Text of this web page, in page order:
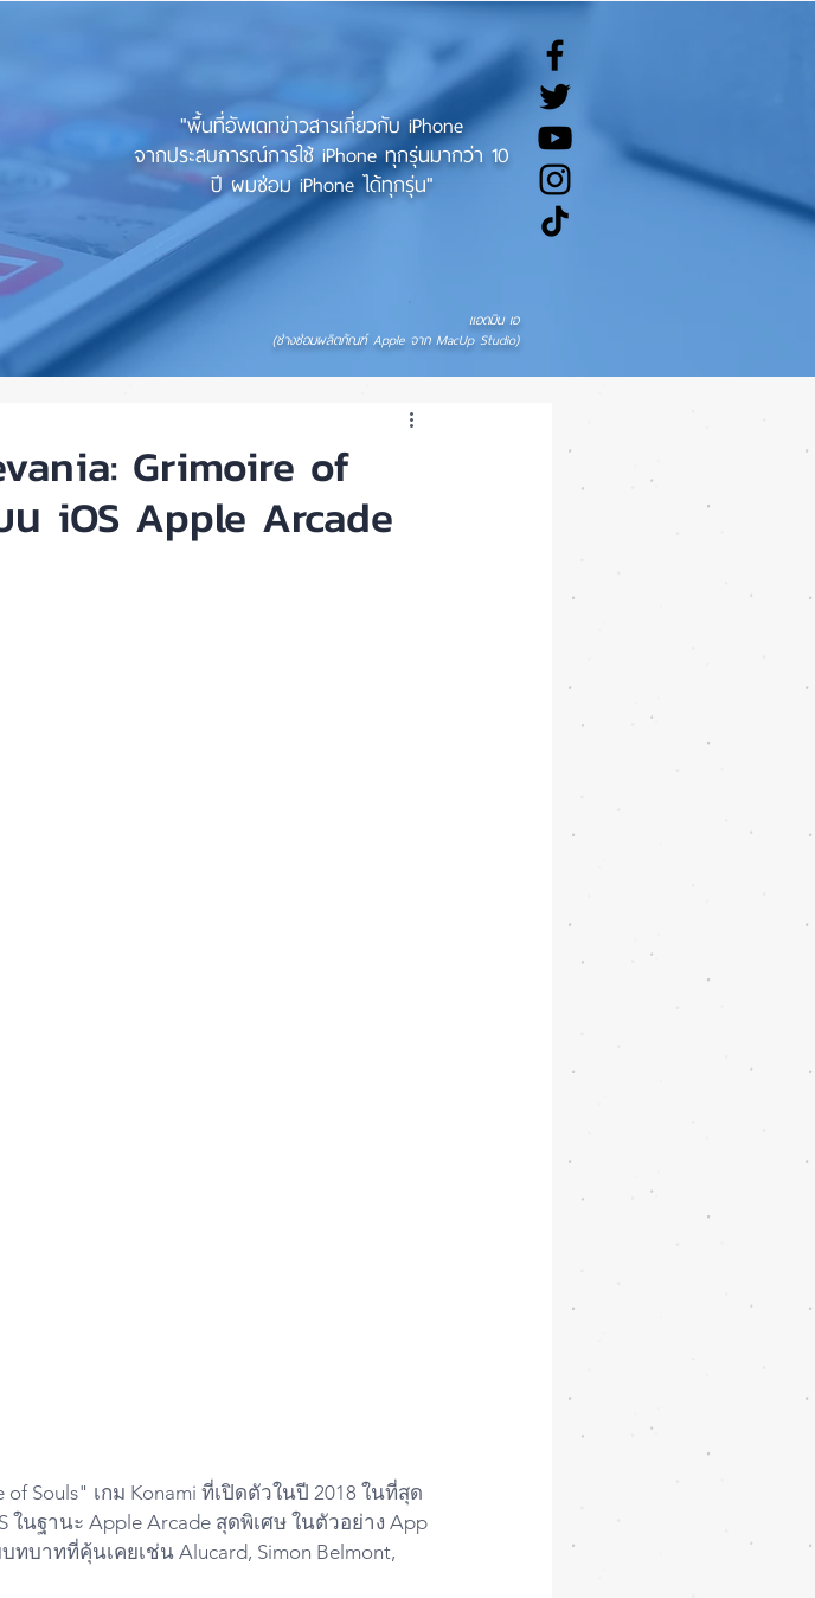
"พื้นที่อัพเดทข่าวสารเกี่ยวกับ iPhone
จากประสบการณ์การใช้ iPhone ทุกรุ่นมากว่า 10
ปี ผมซ่อม iPhone ได้ทุกรุ่น"
แอดมิน เอ
(ช่างซ่อมผลิตภัณฑ์ Apple จาก MacUp Studio)
Grimoire of
น iOS Apple Arcade
Souls" เกม Konami ที่เปิดตัวในปี 2018 ในที่สุด
นฐานะ Apple Arcade สุดพิเศษ ในตัวอย่าง App
ทบาทที่คุ้นเคยเช่น Alucard, Simon Belmont,